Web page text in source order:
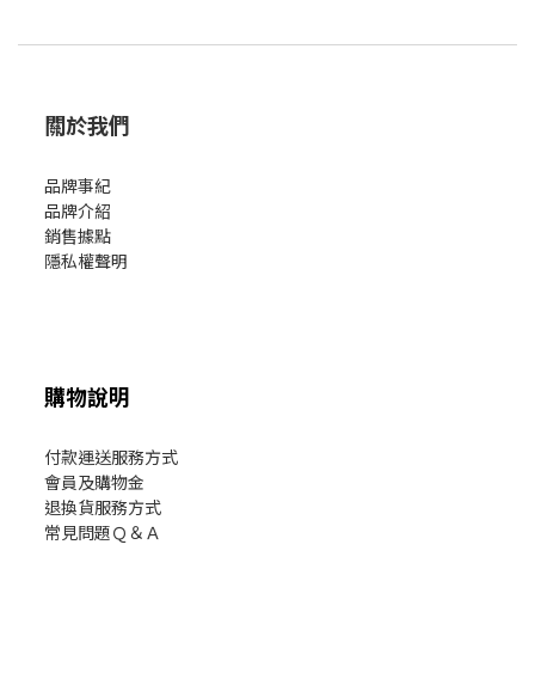
關於我們
品牌事紀
品牌介紹
銷售據點
隱私權聲明
購物說明
付款運送服務方式
會員及購物金
退換貨服務方式
常見問題Ｑ＆Ａ